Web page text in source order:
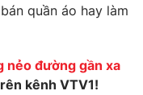
355 932
quần áo hay làm
nẻo đường gần xa
kênh VTV1!